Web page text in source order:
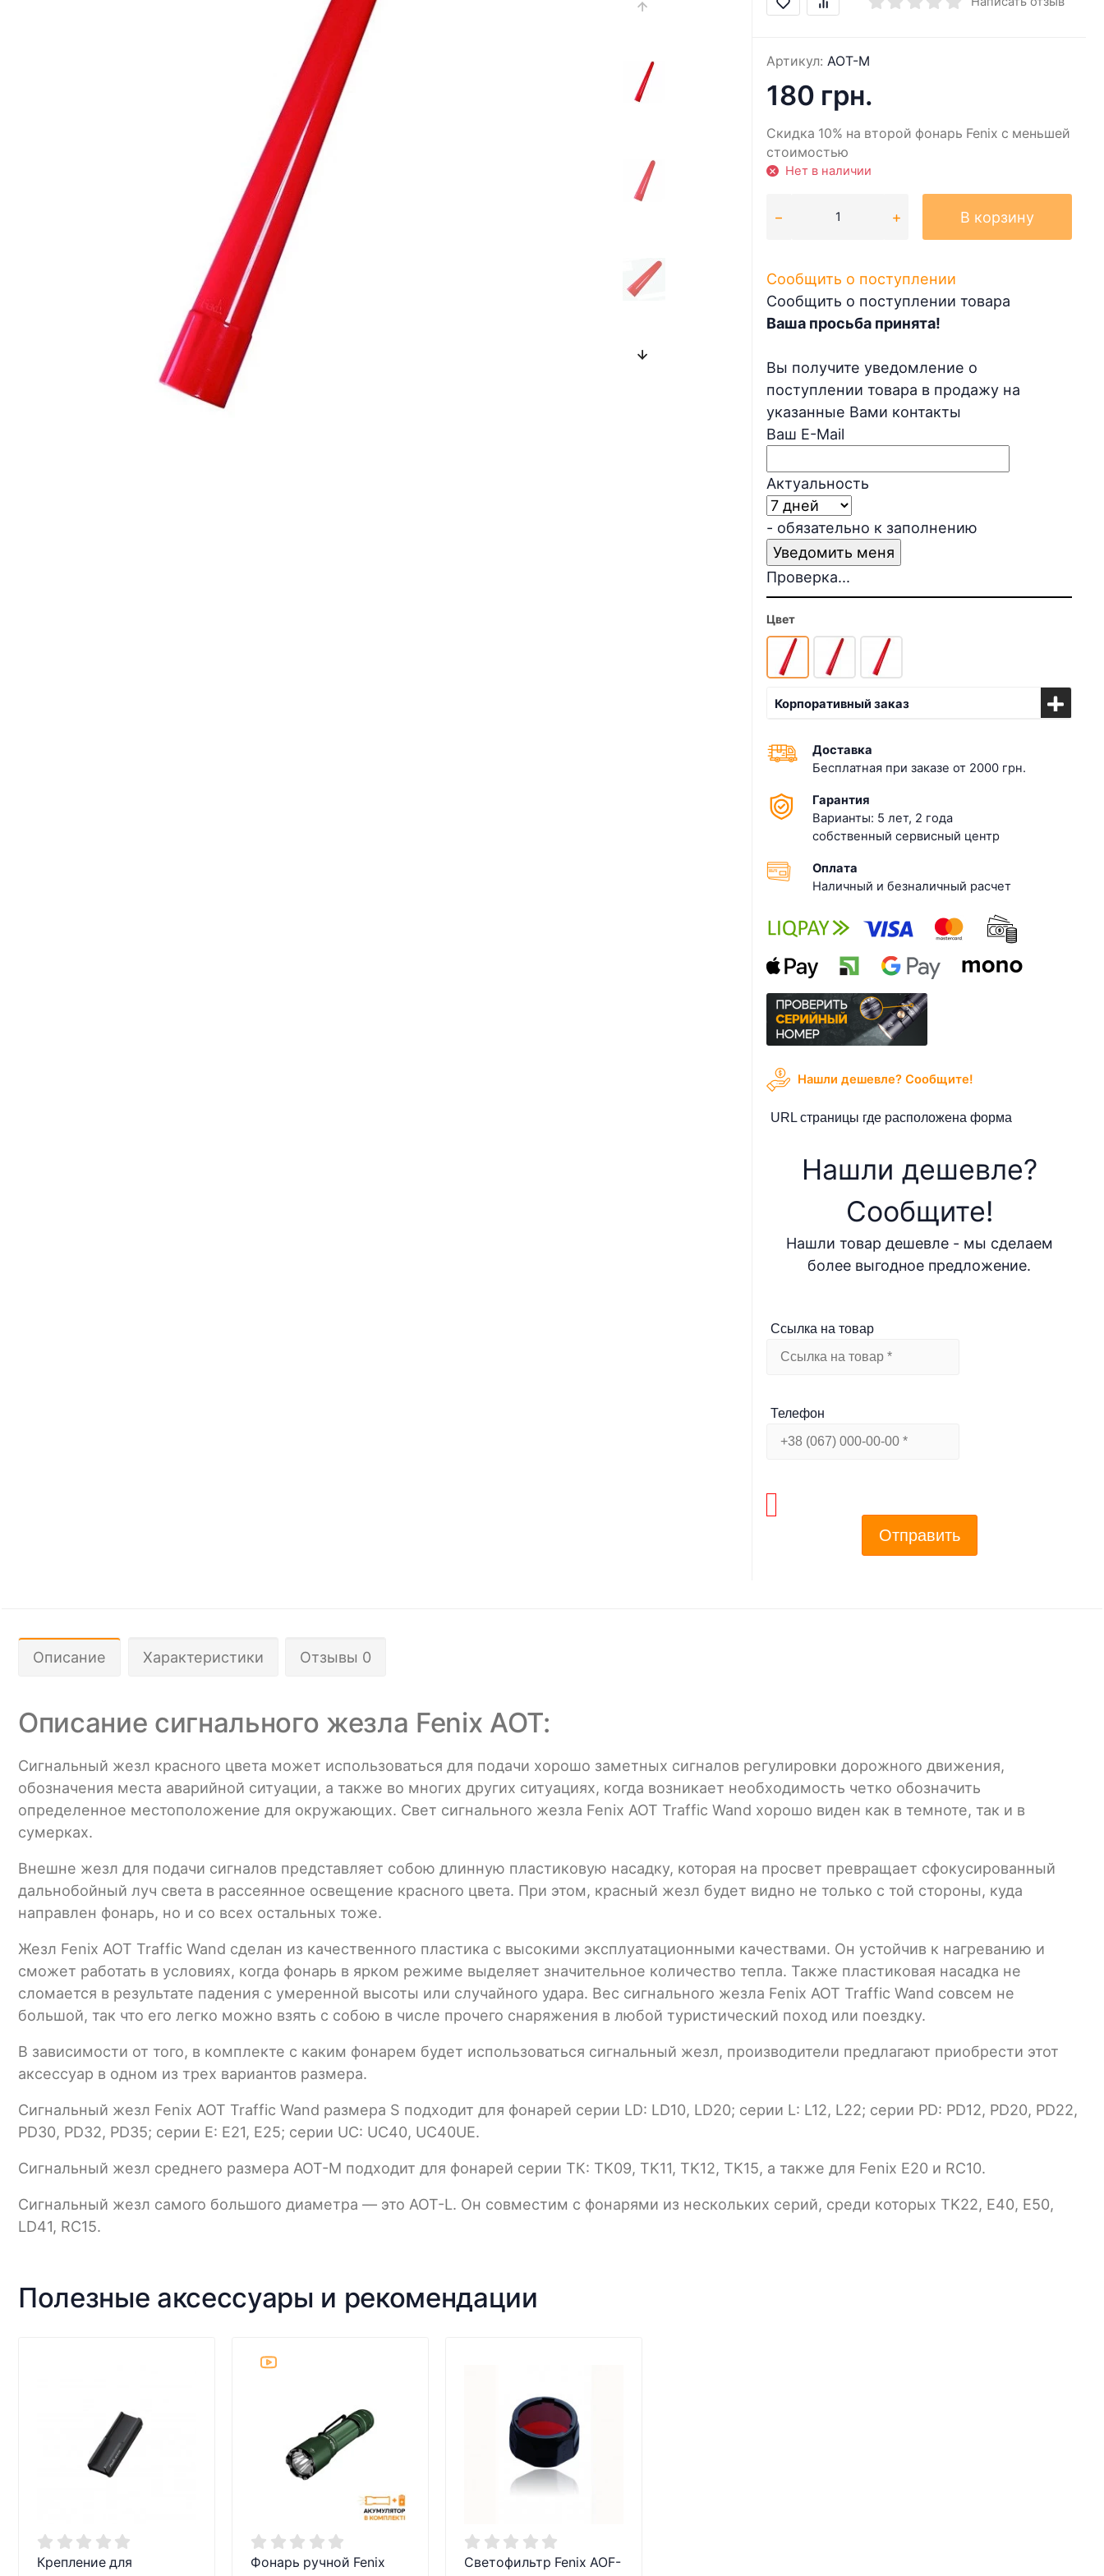
Артикул: AOT-M
180 грн.
Скидка 10% на второй фонарь Fenix с меньшей
стоимостью
Нет в наличии
В корзину
Сообщить о поступлении
Сообщить о поступлении товара
Ваша просьба принята!
Вы получите уведомление о
поступлении товара в продажу на
указанные Вами контакты
Ваш E-Mail
Актуальность
- обязательно к заполнению
Проверка...
Цвет
Корпоративный заказ
Доставка
Бесплатная при заказе от 2000 грн.
Гарантия
Варианты: 5 лет, 2 года
собственный сервисный центр
Оплата
Наличный и безналичный расчет
Нашли дешевле? Cообщите!
URL страницы где расположена форма
Нашли дешевле?
Cообщите!
Нашли товар дешевле - мы сделаем
более выгодное предложение.
Ссылка на товар
Телефон
Отправить
Описание Характеристики Отзывы 0
Описание сигнального жезла Fenix AOT:
Сигнальный жезл красного цвета может использоваться для подачи хорошо заметных сигналов регулировки дорожного движения,
обозначения места аварийной ситуации, а также во многих других ситуациях, когда возникает необходимость четко обозначить
определенное местоположение для окружающих. Свет сигнального жезла Fenix AOT Traffic Wand хорошо виден как в темноте, так и в
сумерках.
Внешне жезл для подачи сигналов представляет собою длинную пластиковую насадку, которая на просвет превращает сфокусированный
дальнобойный луч света в рассеянное освещение красного цвета. При этом, красный жезл будет видно не только с той стороны, куда
направлен фонарь, но и со всех остальных тоже.
Жезл Fenix AOT Traffic Wand сделан из качественного пластика с высокими эксплуатационными качествами. Он устойчив к нагреванию и
сможет работать в условиях, когда фонарь в ярком режиме выделяет значительное количество тепла. Также пластиковая насадка не
сломается в результате падения с умеренной высоты или случайного удара. Вес сигнального жезла Fenix AOT Traffic Wand совсем не
большой, так что его легко можно взять с собою в числе прочего снаряжения в любой туристический поход или поездку.
В зависимости от того, в комплекте с каким фонарем будет использоваться сигнальный жезл, производители предлагают приобрести этот
аксессуар в одном из трех вариантов размера.
Сигнальный жезл Fenix AOT Traffic Wand размера S подходит для фонарей серии LD: LD10, LD20; серии L: L12, L22; серии PD: PD12, PD20, PD22,
PD30, PD32, PD35; серии Е: E21, E25; серии UC: UC40, UC40UE.
Сигнальный жезл среднего размера AOT-M подходит для фонарей серии ТК: TK09, TK11, TK12, TK15, а также для Fenix E20 и RC10.
Сигнальный жезл самого большого диаметра — это AOT-L. Он совместим с фонарями из нескольких серий, среди которых TK22, E40, E50,
LD41, RC15.
Полезные аксессуары и рекомендации
Крепление для
Фонарь ручной Fenix ​​
Светофильтр Fenix AOF-